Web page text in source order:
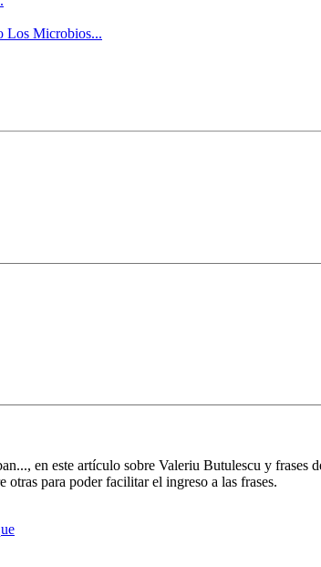
Los Microbios...
en este artículo sobre Valeriu Butulescu y
para poder facilitar el ingreso a las frases.